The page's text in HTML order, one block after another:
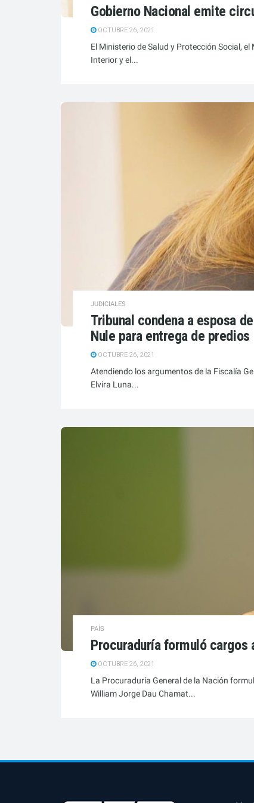
Gobierno Nacional emite
OCTUBRE 26, 2021
El Ministerio de Salud y Protección Social,
Interior y el...
JUDICIALES
Tribunal condena a esposa
Nule para entrega de predios
OCTUBRE 26, 2021
Atendiendo los argumentos de la Fiscalía
Elvira Luna...
PAÍS
Procuraduría formuló cargos
OCTUBRE 26, 2021
La Procuraduría General de la Nación
William Jorge Dau Chamat...